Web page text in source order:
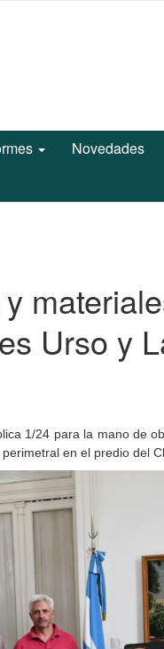
Novedades
Urso y
1/24 para la mano de
en el predio del